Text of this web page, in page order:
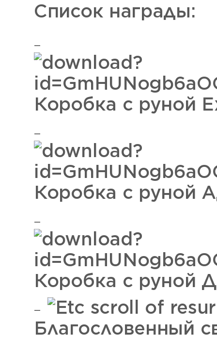
Список награды:
Коробка с руной
Коробка с руной
Коробка с руной
Благословенный